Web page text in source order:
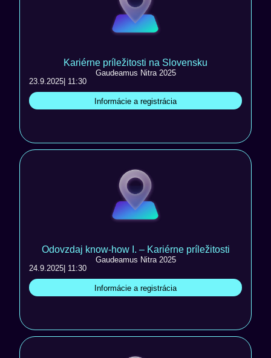
Kariérne príležitosti na Slovensku
Gaudeamus Nitra 2025
23.9.2025 | 11:30
Informácie a registrácia
Odovzdaj know-how I. – Kariérne príležitosti
Gaudeamus Nitra 2025
24.9.2025 | 11:30
Informácie a registrácia